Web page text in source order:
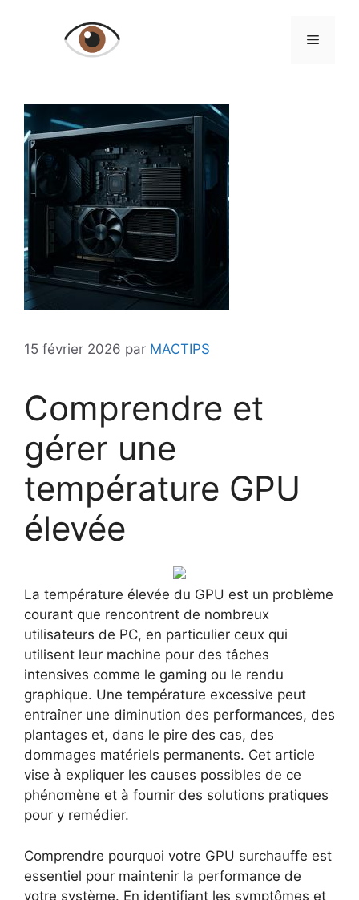
Menu
15 février 2026 par MACTIPS
Comprendre et
gérer une
température GPU
élevée
La température élevée du GPU est un problème
courant que rencontrent de nombreux
utilisateurs de PC, en particulier ceux qui
utilisent leur machine pour des tâches
intensives comme le gaming ou le rendu
graphique. Une température excessive peut
entraîner une diminution des performances, des
plantages et, dans le pire des cas, des
dommages matériels permanents. Cet article
vise à expliquer les causes possibles de ce
phénomène et à fournir des solutions pratiques
pour y remédier.
Comprendre pourquoi votre GPU surchauffe est
essentiel pour maintenir la performance de
votre système. En identifiant les symptômes et